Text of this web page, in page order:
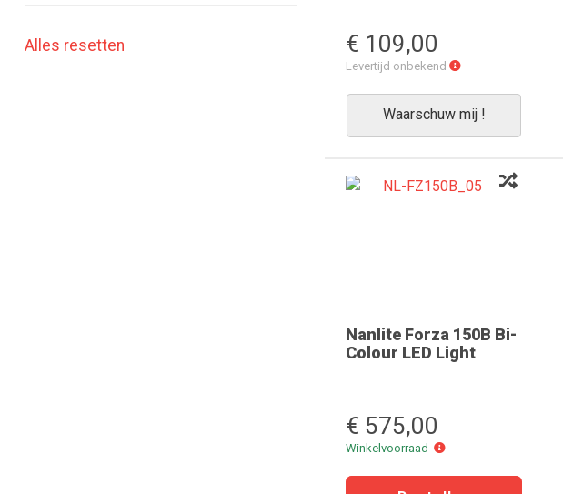
Alles resetten € 109,00
Levertijd onbekend
Levertijd
Waarschuw mij !
Nanlite Forza 150B Bi-
Colour LED Light
€ 575,00
Winkelvoorraad Winkelvoorraad